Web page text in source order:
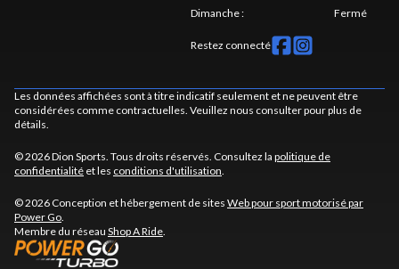
Dimanche: Fermé
Restez connecté
Les données affichées sont à titre indicatif seulement et ne peuvent être
considérées comme contractuelles. Veuillez nous consulter pour plus de
détails.
© 2026 Dion Sports. Tous droits réservés. Consultez la politique de
confidentialité et les conditions d'utilisation.
© 2026 Conception et hébergement de sites Web pour sport motorisé par
Power Go.
Membre du réseau Shop A Ride.